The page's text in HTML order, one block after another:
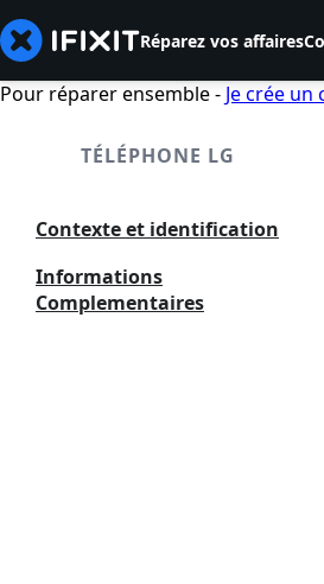
Réparez vos affaires
Pour réparer ensemble - Je crée un
TÉLÉPHONE LG
Contexte et identification
Informations
Complementaires